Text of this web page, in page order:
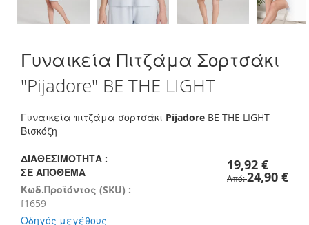
to
beginning
the
images
Γυναικεία Πιτζάμα Σορτσάκι
"Pijadore" BE THE LIGHT
Γυναικεία πιτζάμα σορτσάκι Pijadore BE THE LIGHT
Βισκόζη
ΔΙΑΘΕΣΙΜΌΤΗΤΑ :
ΣΕ ΑΠΌΘΕΜΑ
Κωδ.Προϊόντος (SKU) :
f1659
Οδηγός μεγέθους
19,92 €
Από 24,90 €